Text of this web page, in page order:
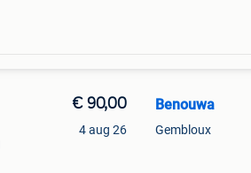
€ 90,00
4 aug 26
Benouwa
Gembloux